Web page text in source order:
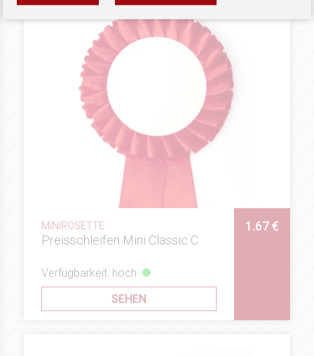
MINIROSETTE
Preisschleifen Mini Classic C
1.67 €
Verfügbarkeit: hoch
SEHEN